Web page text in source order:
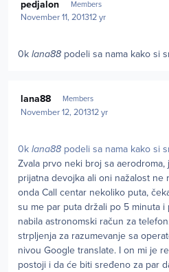
pedjalon Members
November 11, 201312 yr
0k lana88 podeli sa nama kako si
lana88 Members
November 12, 201312 yr
0k lana88 podeli sa nama kako si
Zvala prvo neki broj sa aerodroma,
prijatna devojka ali oni nažalost ne
onda Call centar nekoliko puta,
su me par puta držali po 5 minuta i
nabila astronomski račun za
strpljenja za razumevanje sa
nivou Google translate. I on mi je
postoji i da će biti sređeno za par